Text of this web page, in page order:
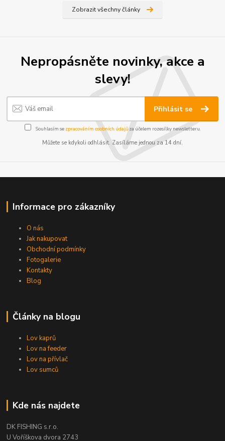
Zobrazit všechny články
Nepropásněte novinky, akce a
slevy!
Přihlásit se
Souhlasím se zpracováním osobních údajůza účelem rozesílky newsletteru.
Můžete se kdykoli odhlásit. Zasíláme jednou za 14 dní.
Informace pro zákazníky
O nás
Jak nakupovat
Obchodní podmínky
Fotogalerie
Kontakty
Blog
Články na blogu
Lov kaprů
Lov na feeder
Lov na přívlač
Lov sumců
Kde nás najdete
DK FISHING s.r.o.
U Voříškova dvora 2743